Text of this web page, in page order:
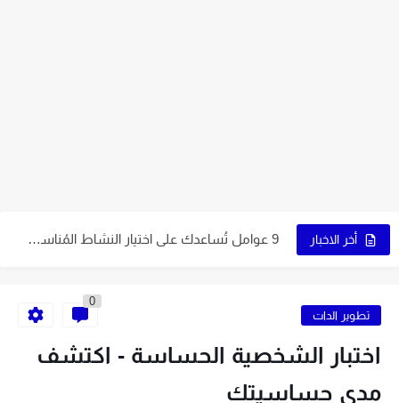
أخر الاخبار
اكتب اسمًا جذابًا لمتجرك الإلكتروني باتباع 7 خطوات
تطوير الدات
0
اختبار الشخصية الحساسة - اكتشف
مدى حساسيتك